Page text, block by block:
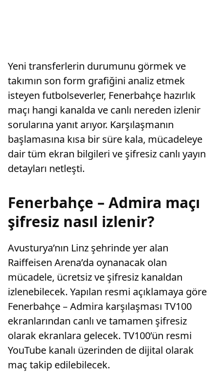
Yeni transferlerin durumunu görmek ve
takımın son form grafiğini analiz etmek
isteyen futbolseverler, Fenerbahçe hazırlık
maçı hangi kanalda ve canlı nereden izlenir
sorularına yanıt arıyor. Karşılaşmanın
başlamasına kısa bir süre kala, mücadeleye
dair tüm ekran bilgileri ve şifresiz canlı yayın
detayları netleşti.
Fenerbahçe – Admira maçı
şifresiz nasıl izlenir?
Avusturya’nın Linz şehrinde yer alan
Raiffeisen Arena’da oynanacak olan
mücadele, ücretsiz ve şifresiz kanaldan
izlenebilecek. Yapılan resmi açıklamaya göre
Fenerbahçe – Admira karşılaşması TV100
ekranlarından canlı ve tamamen şifresiz
olarak ekranlara gelecek. TV100’ün resmi
YouTube kanalı üzerinden de dijital olarak
maç takip edilebilecek.